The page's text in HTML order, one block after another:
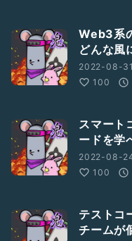
Web3系
どんな風
2022-08-
100
スマート
ードを学
2022-08-
100
テストコ
チームが